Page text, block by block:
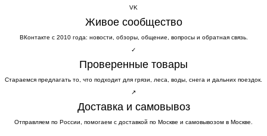
VK
Живое сообщество
ВКонтакте с 2010 года: новости, обзоры, общение, вопросы и обратная связь.
✓
Проверенные товары
Стараемся предлагать то, что подходит для грязи, леса, воды, снега и дальних поездок.
↗
Доставка и самовывоз
Отправляем по России, помогаем с доставкой по Москве и самовывозом в Москве.